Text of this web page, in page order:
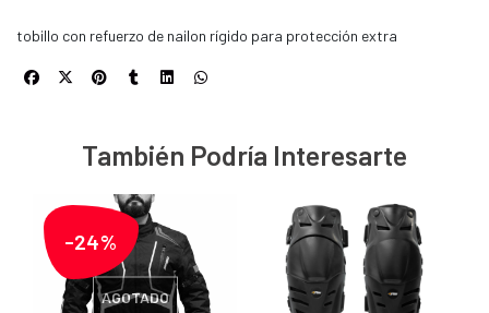
tobillo con refuerzo de nailon rígido para protección extra
También Podría Interesarte
-24%
AGOTADO